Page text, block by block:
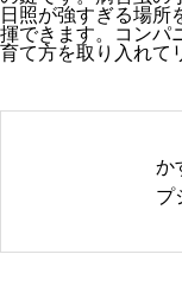
日照が強すぎる場所
揮できます。コンパ
育て方を取り入れて
か
プ